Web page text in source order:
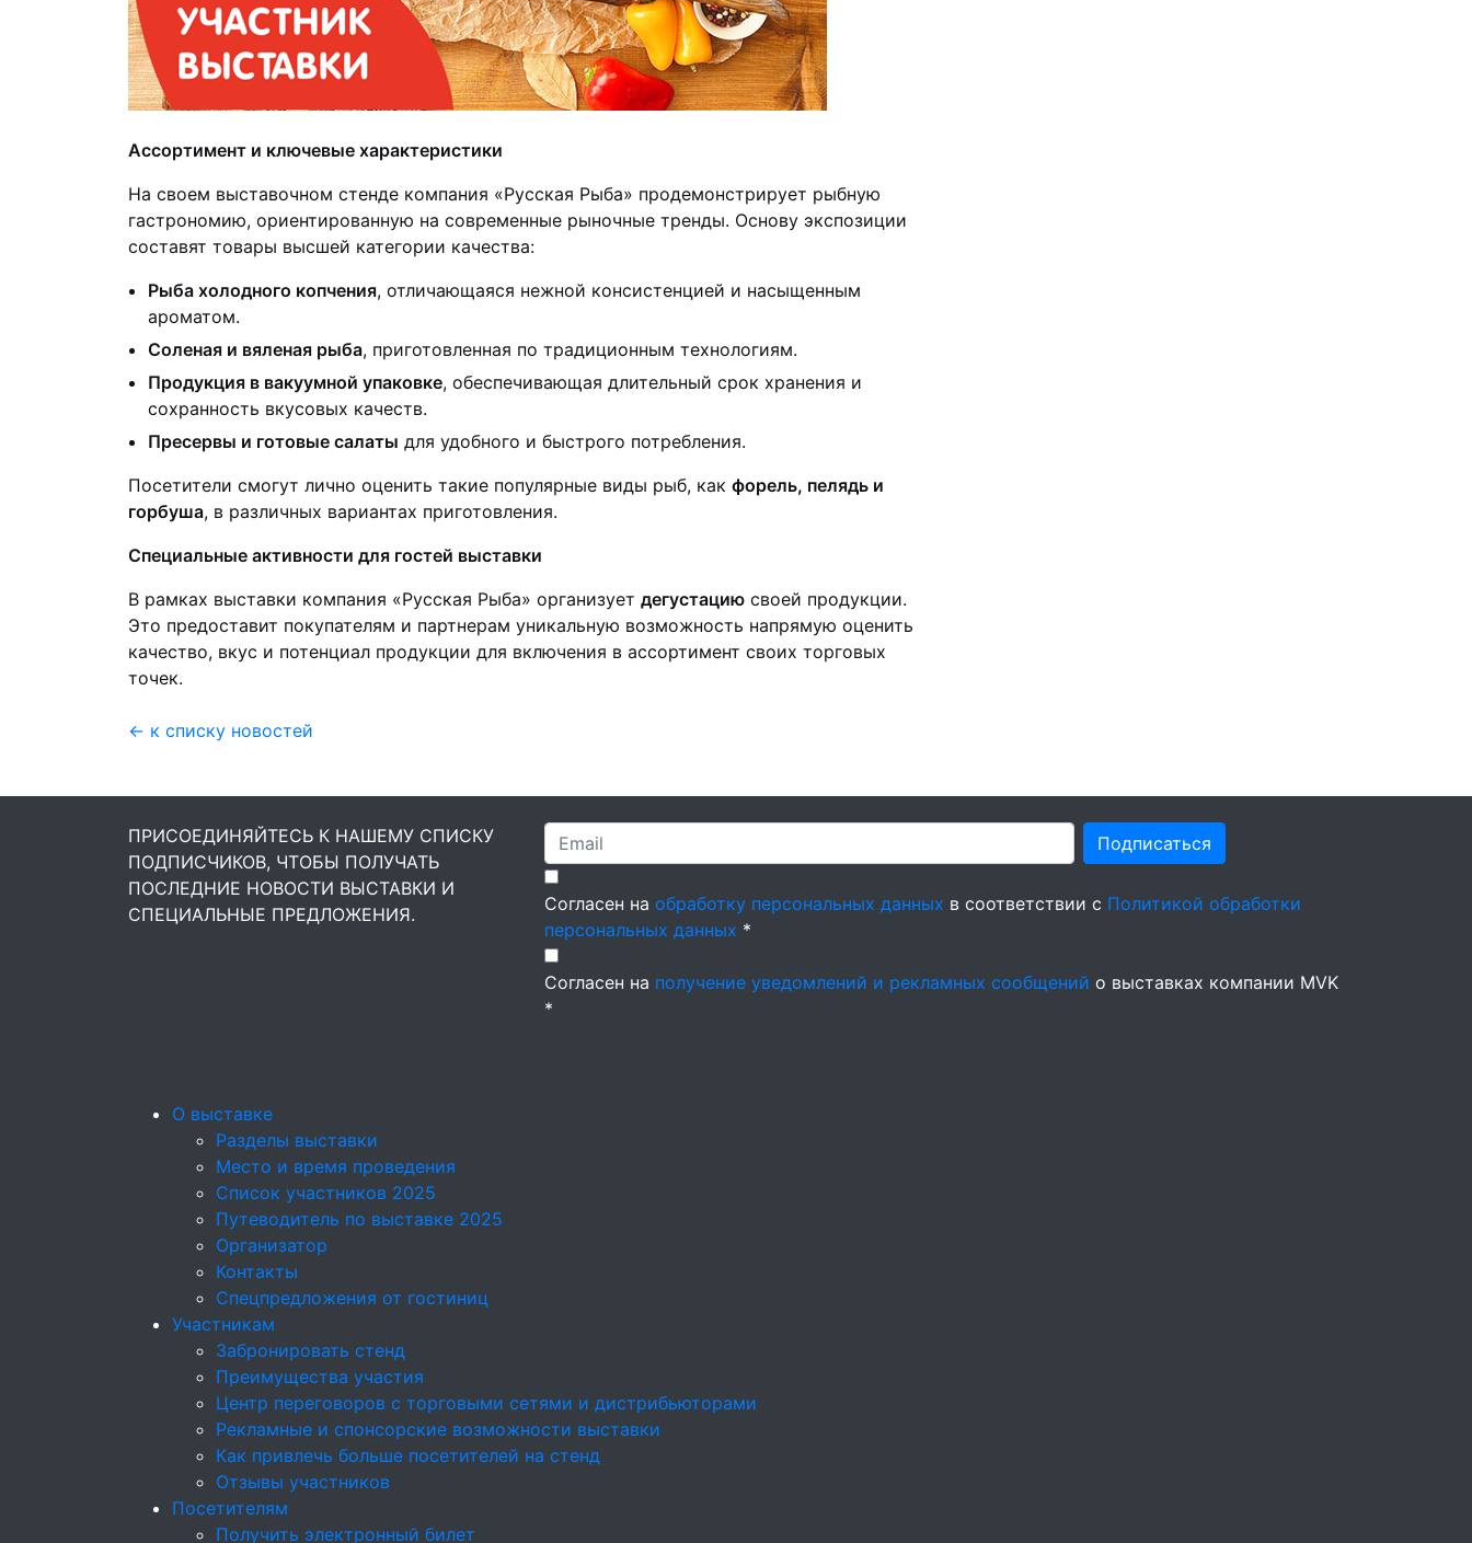
Ассортимент и ключевые характеристики
На своем выставочном стенде компания «Русская Рыба» продемонстрирует рыбную
гастрономию, ориентированную на современные рыночные тренды. Основу экспозиции
составят товары высшей категории качества:
Рыба холодного копчения, отличающаяся нежной консистенцией и насыщенным
ароматом.
Соленая и вяленая рыба, приготовленная по традиционным технологиям.
Продукция в вакуумной упаковке, обеспечивающая длительный срок хранения и
сохранность вкусовых качеств.
Пресервы и готовые салаты для удобного и быстрого потребления.
Посетители смогут лично оценить такие популярные виды рыб, как форель, пелядь и
горбуша, в различных вариантах приготовления.
Специальные активности для гостей выставки
В рамках выставки компания «Русская Рыба» организует дегустацию своей продукции.
Это предоставит покупателям и партнерам уникальную возможность напрямую оценить
качество, вкус и потенциал продукции для включения в ассортимент своих торговых
точек.
← к списку новостей
ПРИСОЕДИНЯЙТЕСЬ К НАШЕМУ СПИСКУ
ПОДПИСЧИКОВ, ЧТОБЫ ПОЛУЧАТЬ
ПОСЛЕДНИЕ НОВОСТИ ВЫСТАВКИ И
СПЕЦИАЛЬНЫЕ ПРЕДЛОЖЕНИЯ.
Подписаться
Согласен на обработку персональных данных в соответствии с Политикой обработки
персональных данных *
Согласен на получение уведомлений и рекламных сообщений о выставках компании MVK
*
О выставке
Разделы выставки
Место и время проведения
Список участников 2025
Путеводитель по выставке 2025
Организатор
Контакты
Спецпредложения от гостиниц
Участникам
Забронировать стенд
Преимущества участия
Центр переговоров с торговыми сетями и дистрибьюторами
Рекламные и спонсорские возможности выставки
Как привлечь больше посетителей на стенд
Отзывы участников
Посетителям
Получить электронный билет